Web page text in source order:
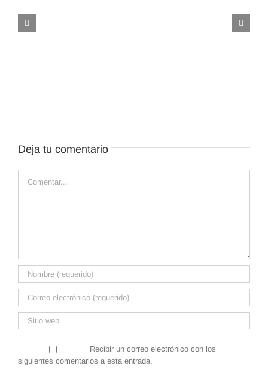
Deja tu comentario
Recibir un correo electrónico con los
siguientes comentarios a esta entrada.